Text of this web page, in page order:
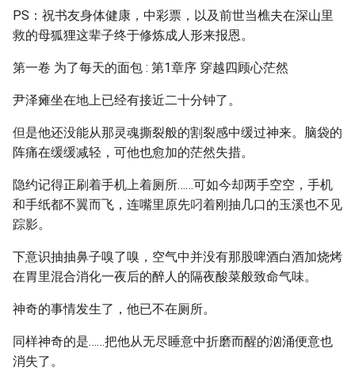
PS：祝书友身体健康，中彩票，以及前世当樵夫在深山里
救的母狐狸这辈子终于修炼成人形来报恩。
第一卷 为了每天的面包 : 第1章序 穿越四顾心茫然
尹泽瘫坐在地上已经有接近二十分钟了。
但是他还没能从那灵魂撕裂般的割裂感中缓过神来。脑袋的
阵痛在缓缓减轻，可他也愈加的茫然失措。
隐约记得正刷着手机上着厕所……可如今却两手空空，手机
和手纸都不翼而飞，连嘴里原先叼着刚抽几口的玉溪也不见
踪影。
下意识抽抽鼻子嗅了嗅，空气中并没有那股啤酒白酒加烧烤
在胃里混合消化一夜后的醉人的隔夜酸菜般致命气味。
神奇的事情发生了，他已不在厕所。
同样神奇的是……把他从无尽睡意中折磨而醒的汹涌便意也
消失了。